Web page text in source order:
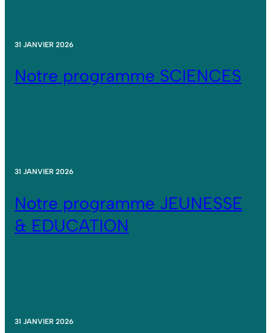
31 JANVIER 2026
Notre programme SCIENCES
31 JANVIER 2026
Notre programme JEUNESSE
& EDUCATION
31 JANVIER 2026